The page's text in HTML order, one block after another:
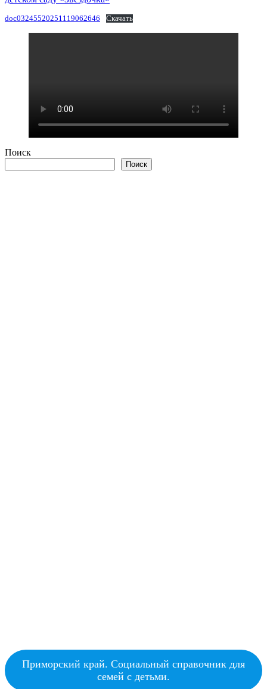
doc03245520251119062646 Скачать
Поиск
Поиск
Приморский край. Социальный справочник для
семей с детьми.